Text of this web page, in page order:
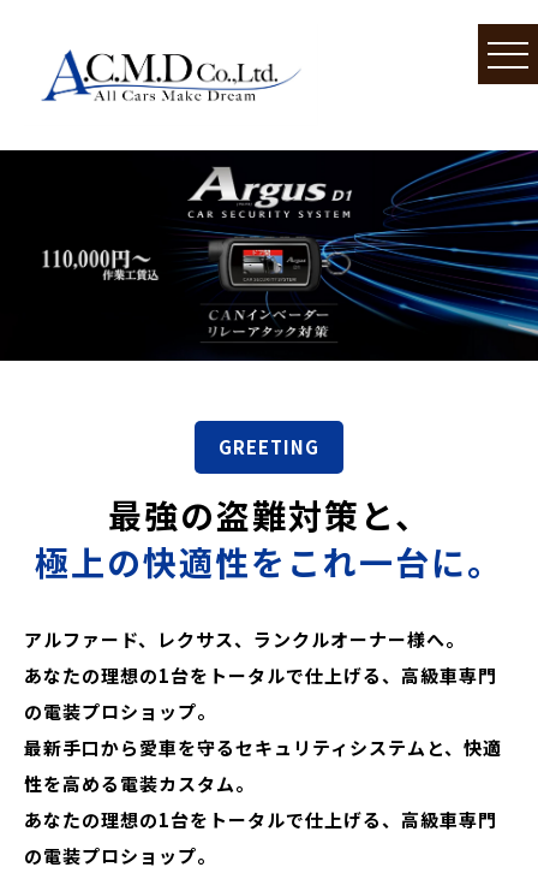
GREETING
最強の盗難対策と、
極上の快適性をこれ一台に。
アルファード、レクサス、ランクルオーナー様へ。
あなたの理想の1台をトータルで仕上げる、高級車専門
の電装プロショップ。
最新手口から愛車を守るセキュリティシステムと、快適
性を高める電装カスタム。
あなたの理想の1台をトータルで仕上げる、高級車専門
の電装プロショップ。